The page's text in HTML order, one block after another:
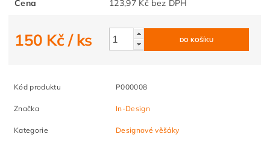
Cena 123,97 Kč bez DPH
150 Kč/ ks
Kód produktu P000008
Značka In-Design
Kategorie Designové věšáky